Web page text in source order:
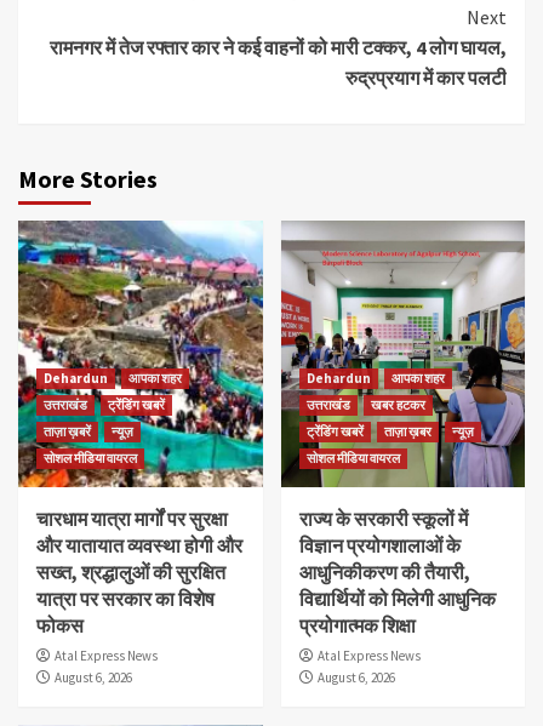
Next
रामनगर में तेज रफ्तार कार ने कई वाहनों को मारी टक्कर, 4 लोग घायल,
रुद्रप्रयाग में कार पलटी
More Stories
Dehardun
आपका शहर
उत्तराखंड
ट्रेंडिंग खबरें
ताज़ा ख़बरें
न्यूज़
सोशल मीडिया वायरल
चारधाम यात्रा मार्गों पर सुरक्षा
और यातायात व्यवस्था होगी और
सख्त, श्रद्धालुओं की सुरक्षित
यात्रा पर सरकार का विशेष
फोकस
Atal Express News
August 6, 2026
Dehardun
आपका शहर
उत्तराखंड
खबर हटकर
ट्रेंडिंग खबरें
ताज़ा ख़बर
न्यूज़
सोशल मीडिया वायरल
राज्य के सरकारी स्कूलों में
विज्ञान प्रयोगशालाओं के
आधुनिकीकरण की तैयारी,
विद्यार्थियों को मिलेगी आधुनिक
प्रयोगात्मक शिक्षा
Atal Express News
August 6, 2026